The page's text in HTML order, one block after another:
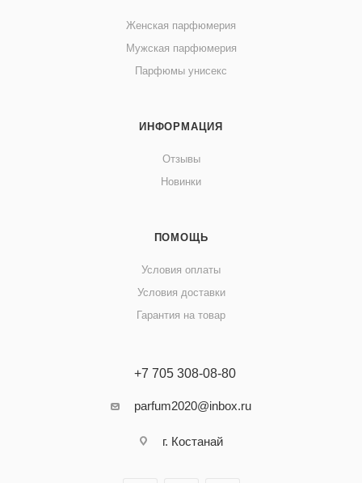
Женская парфюмерия
Мужская парфюмерия
Парфюмы унисекс
ИНФОРМАЦИЯ
Отзывы
Новинки
ПОМОЩЬ
Условия оплаты
Условия доставки
Гарантия на товар
+7 705 308-08-80
parfum2020@inbox.ru
г. Костанай